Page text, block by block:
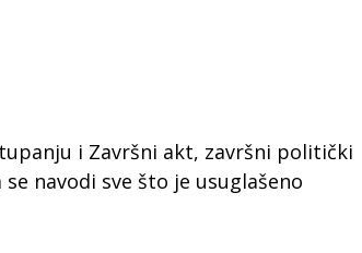
i Završni akt, završni politički
navodi sve što je usuglašeno